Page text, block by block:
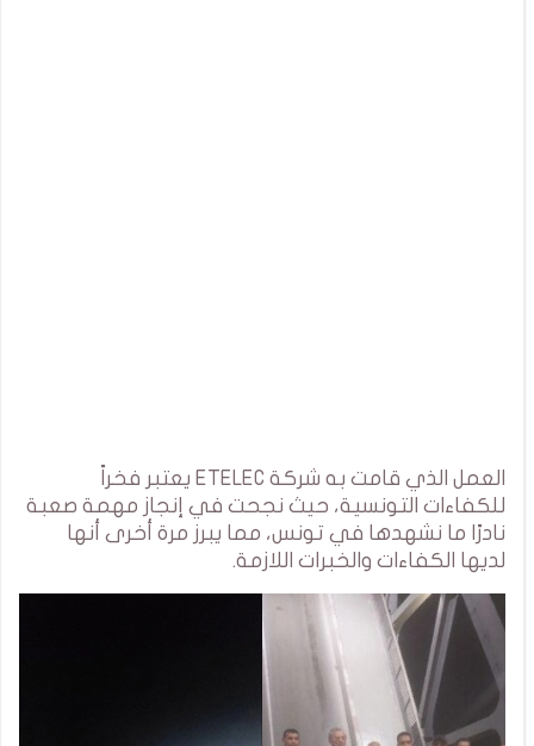
العمل الذي قامت به شركة ETELEC يعتبر فخراً
للكفاءات التونسية، حيث نجحت في إنجاز مهمة صعبة
نادرًا ما نشهدها في تونس، مما يبرز مرة أخرى أنها
لديها الكفاءات والخبرات اللازمة.